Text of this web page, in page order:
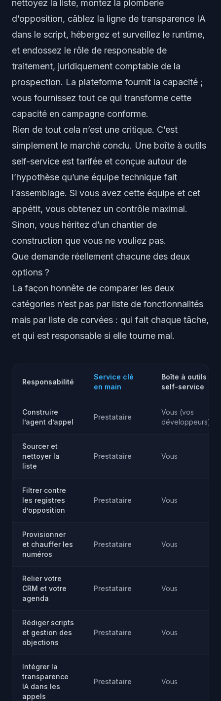
nettoyez la liste, montez la plomberie
d’opposition, câblez la ligne de transparence IA
dans le script, hébergez et surveillez le runtime,
et endossez le rôle de responsable de
traitement, juridiquement comptable de la
prospection. La plateforme fournit la capacité ;
vous fournissez tout ce qui transforme cette
capacité en campagne conforme.
Rien de tout cela n’est une critique. C’est
simplement le marché conclu. Une boîte à outils
self-service est tarifée et conçue autour de
l’hypothèse qu’une équipe technique fait
l’assemblage. Si vous avez cette équipe et cet
appétit, vous obtenez un contrôle maximal.
Sinon, vous héritez d’un chantier de
construction que vous ne vouliez pas.
Que demande réellement chacune des deux
options ?
La façon honnête de comparer les deux
catégories n’est pas par liste de fonctionnalités
mais par liste de corvées : qui fait chaque tâche,
et qui est responsable si elle tourne mal.
Responsabilité
Service clé
en main
Boîte à outils
self-service
Construire
l’agent d’appel
Prestataire
Vous (vos
développeurs)
Sourcer et
nettoyer la
liste
Prestataire Vous
Filtrer contre
les registres
d’opposition
Prestataire Vous
Provisionner
et chauffer les
numéros
Prestataire Vous
Relier votre
CRM et votre
agenda
Prestataire Vous
Rédiger scripts
et gestion des
objections
Prestataire Vous
Intégrer la
transparence
IA dans les
appels
Prestataire Vous